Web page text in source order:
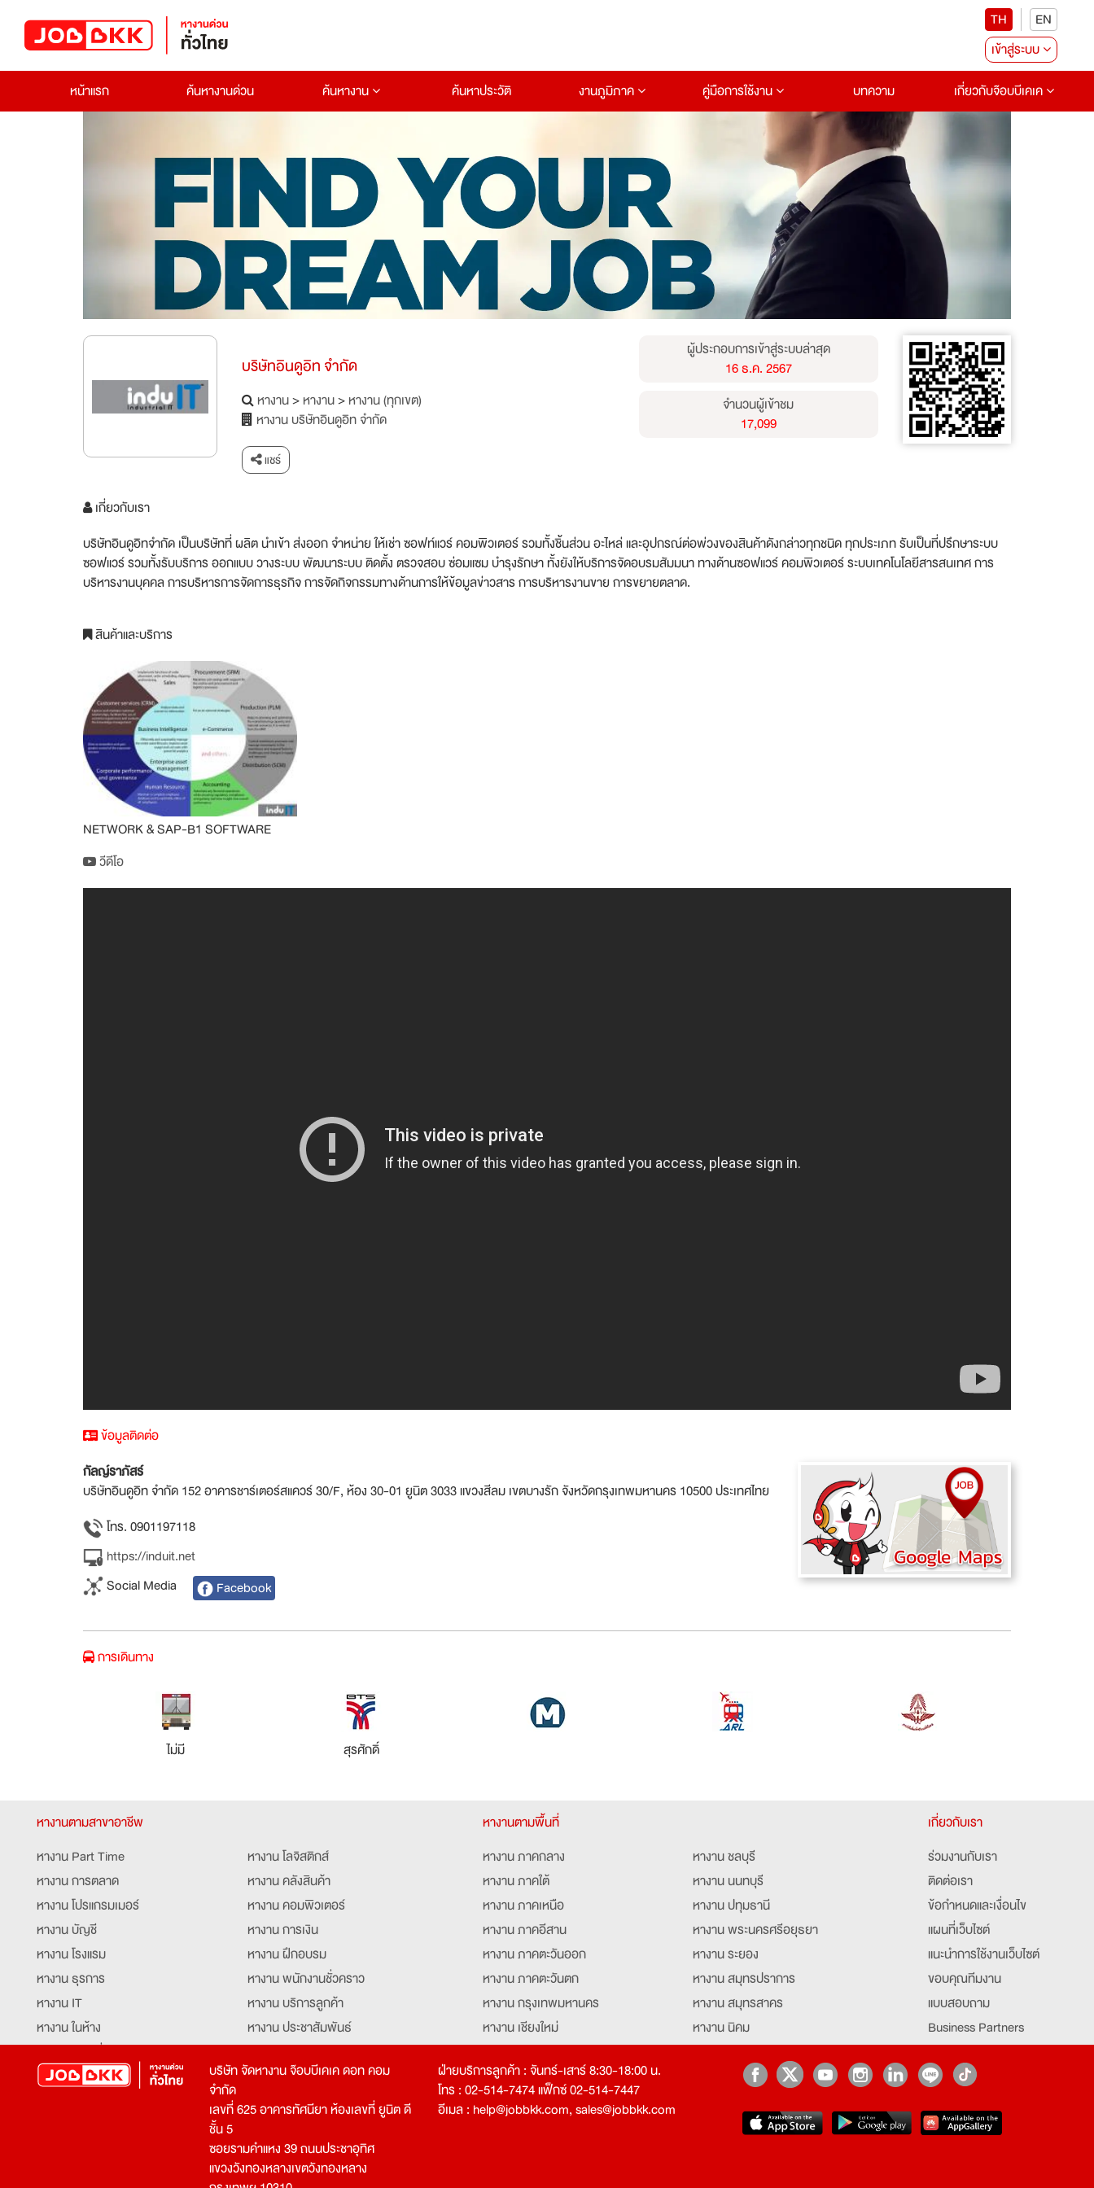
TH
EN
เข้าสู่ระบบ
หน้าแรก
ค้นหางานด่วน ค้นหางาน ค้นหาประวัติ งานภูมิภาค คู่มือการใช้งาน บทความ เกี่ยวกับจ๊อบบีเคเค
บริษัทอินดูอิท จำกัด
หางาน>หางาน>หางาน (ทุกเขต)
หางาน บริษัทอินดูอิท จำกัด
แชร์
ผู้ประกอบการเข้าสู่ระบบล่าสุด
16 ธ.ค. 2567
จำนวนผู้เข้าชม
17,099
เกี่ยวกับเรา
บริษัทอินดูอิทจำกัด เป็นบริษัทที่ ผลิต นำเข้า ส่งออก จำหน่าย ให้เช่า ซอฟท์แวร์ คอมพิวเตอร์ รวมทั้งชิ้นส่วน อะไหล่ และอุปกรณ์ต่อพ่วงของสินค้าดังกล่าวทุกชนิด ทุกประเภท รับเป็นที่ปรึกษาระบบ
ซอฟแวร์ รวมทั้งรับบริการ ออกแบบ วางระบบ พัฒนาระบบ ติดตั้ง ตรวจสอบ ซ่อมแซม บำรุงรักษา ทั้งยังให้บริการจัดอบรมสัมมนา ทางด้านซอฟแวร์ คอมพิวเตอร์ ระบบเทคโนโลยีสารสนเทศ การ
บริหารงานบุคคล การบริหารการจัดการธุรกิจ การจัดกิจกรรมทางด้านการให้ข้อมูลข่าวสาร การบริหารงานขาย การขยายตลาด.
สินค้าและบริการ
NETWORK & SAP-B1 SOFTWARE
วีดีโอ
ข้อมูลติดต่อ
กัลญ์ราภัสร์
บริษัทอินดูอิท จำกัด 152 อาคารชาร์เตอร์สแควร์ 30/F, ห้อง 30-01 ยูนิต 3033 แขวงสีลม เขตบางรัก จังหวัดกรุงเทพมหานคร 10500 ประเทศไทย
โทร. 0901197118
https://induit.net
Social Media
Facebook
การเดินทาง
ไม่มี สุรศักดิ์
หางานตามสาขาอาชีพ
หางาน Part Time
หางาน การตลาด
หางาน โปรแกรมเมอร์
หางาน บัญชี
หางาน โรงแรม
หางาน ธุรการ
หางาน IT
หางาน ในห้าง
หางาน ท่องเที่ยว
หางาน จัดซื้อ
หางาน โลจิสติกส์
หางาน คลังสินค้า
หางาน คอมพิวเตอร์
หางาน การเงิน
หางาน ฝึกอบรม
หางาน พนักงานชั่วคราว
หางาน บริการลูกค้า
หางาน ประชาสัมพันธ์
หางาน รับโทรศัพท์
หางาน ประสานงาน
หางาน จองตั๋ว
หางาน กุ๊ก
หางาน นักศึกษาฝึกงาน
หางานตามพื้นที่
หางาน ภาคกลาง
หางาน ภาคใต้
หางาน ภาคเหนือ
หางาน ภาคอีสาน
หางาน ภาคตะวันออก
หางาน ภาคตะวันตก
หางาน กรุงเทพมหานคร
หางาน เชียงใหม่
หางาน ฉะเชิงเทรา
หางาน ชลบุรี
หางาน นนทบุรี
หางาน ปทุมธานี
หางาน พระนครศรีอยุธยา
หางาน ระยอง
หางาน สมุทรปราการ
หางาน สมุทรสาคร
หางาน นิคม
หางานอยุธยา
เกี่ยวกับเรา
ร่วมงานกับเรา
ติดต่อเรา
ข้อกำหนดและเงื่อนไข
แผนที่เว็บไซต์
แนะนำการใช้งานเว็บไซต์
ขอบคุณทีมงาน
แบบสอบถาม
Business Partners
Partner มหาวิทยาลัย
Job Index
job
บริษัท จัดหางาน จ๊อบบีเคเค ดอท คอม
จำกัด
เลขที่ 625 อาคารทัศนียา ห้องเลขที่ ยูนิต ดี
ชั้น 5
ซอยรามคำแหง 39 ถนนประชาอุทิศ
แขวงวังทองหลางเขตวังทองหลาง
ฝ่ายบริการลูกค้า : จันทร์-เสาร์ 8:30-18:00 น.
โทร : 02-514-7474 แฟ็กซ์ 02-514-7447
อีเมล : help@jobbkk.com,sales@jobbkk.com